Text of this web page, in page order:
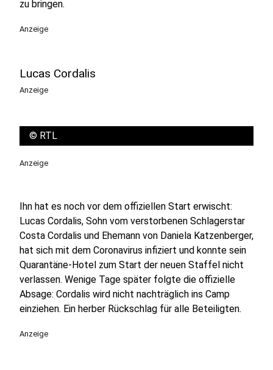
zu bringen.
Anzeige
Lucas Cordalis
Anzeige
© RTL
Anzeige
Ihn hat es noch vor dem offiziellen Start erwischt:
Lucas Cordalis, Sohn vom verstorbenen Schlagerstar
Costa Cordalis und Ehemann von Daniela Katzenberger,
hat sich mit dem Coronavirus infiziert und konnte sein
Quarantäne-Hotel zum Start der neuen Staffel nicht
verlassen. Wenige Tage später folgte die offizielle
Absage: Cordalis wird nicht nachträglich ins Camp
einziehen. Ein herber Rückschlag für alle Beteiligten.
Anzeige